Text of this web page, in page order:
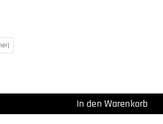
In den Warenkorb